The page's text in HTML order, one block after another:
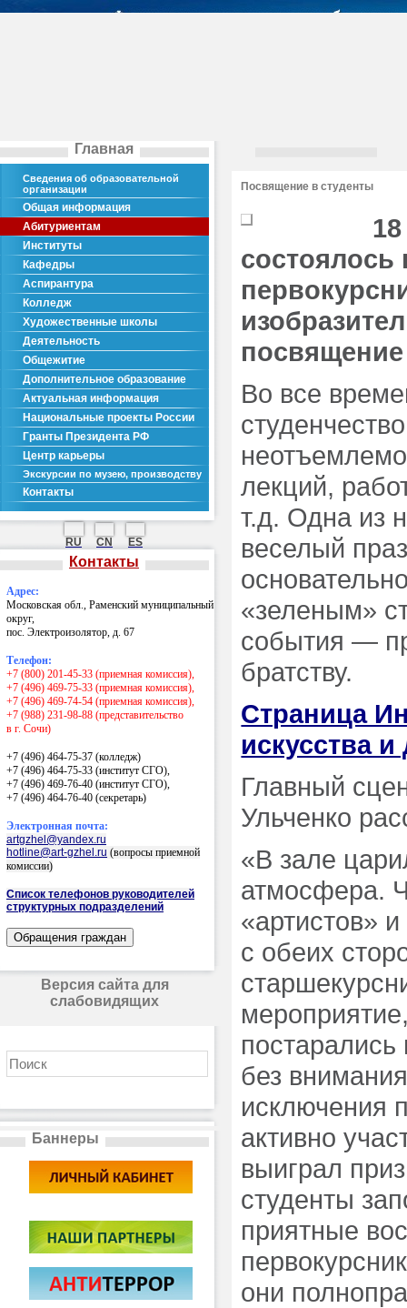
Главная
Сведения об образовательной
организации
Общая информация
Абитуриентам
Институты
Кафедры
Аспирантура
Колледж
Художественные школы
Деятельность
Общежитие
Дополнительное образование
Актуальная информация
Национальные проекты России
Гранты Президента РФ
Центр карьеры
Экскурсии по музею, производству
Контакты
RU CN ES
Контакты
Адрес:
Московская обл., Раменский муниципальный
округ,
пос. Электроизолятор, д. 67
Телефон:
+7 (800) 201-45-33 (приемная комиссия),
+7 (496) 469-75-33 (приемная комиссия),
+7 (496) 469-74-54 (приемная комиссия),
+7 (988) 231-98-88 (представительство
в г. Сочи)
+7 (496) 464-75-37 (колледж)
+7 (496) 464-75-33 (институт СГО),
+7 (496) 469-76-40 (институт СГО),
+7 (496) 464-76-40 (секретарь)
Электронная почта:
artgzhel@yandex.ru
hotline@art-gzhel.ru (вопросы приемной
комиссии)
Список телефонов руководителей
структурных подразделений
Версия сайта для
слабовидящих
Баннеры
Посвящение в студенты
состоялось
Во все
лекций,
т.д. Одна из
веселый
«зеленым»
события —
братству.
Страница
искусства и
Главный
Ульченко
«В зале
атмосфера.
«артистов»
с обеих
без
исключения
активно
выиграл
студенты
приятные
они